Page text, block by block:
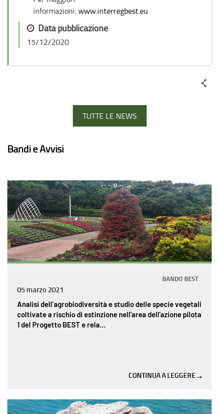
informazioni:www.interregbest.eu
Data pubblicazione
15/12/2020
TUTTE LE NEWS
Bandi e Avvisi
BANDO BEST
05 marzo 2021
Analisi dell’agrobiodiversità e studio delle specie vegetali
coltivate a rischio di estinzione nell'area dell'azione pilota
1 del Progetto BEST e rela...
CONTINUA A LEGGERE